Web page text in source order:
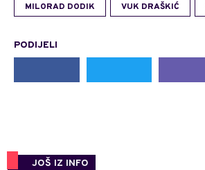
MILORAD DODIK VUK DRAŠKIĆ
PODIJELI
JOŠ IZ INFO